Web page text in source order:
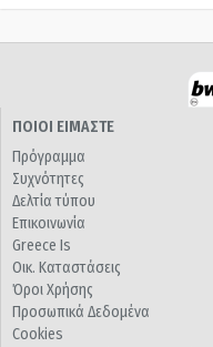
ΠΟΙΟΙ ΕΙΜΑΣΤΕ
Πρόγραμμα
Συχνότητες
Δελτία τύπου
Επικοινωνία
Greece Is
Οικ. Καταστάσεις
Όροι Χρήσης
Προσωπικά Δεδομένα
Cookies